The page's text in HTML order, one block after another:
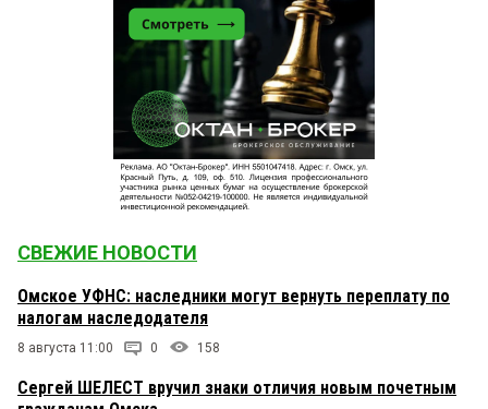
СВЕЖИЕ НОВОСТИ
Омское УФНС: наследники могут вернуть переплату по
налогам наследодателя
8 августа 11:00 0 158
Сергей ШЕЛЕСТ вручил знаки отличия новым почетным